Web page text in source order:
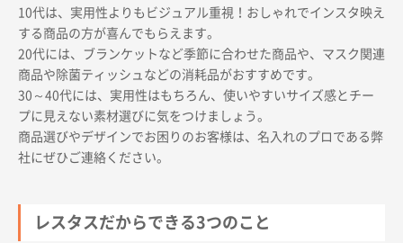
商品カテゴリーから探す
ターゲットから探す
10代は、実用性よりもビジュアル重視！おしゃれでインスタ映え
する商品の方が喜んでもらえます。
20代には、ブランケットなど季節に合わせた商品や、マスク関連
商品や除菌ティッシュなどの消耗品がおすすめです。
30～40代には、実用性はもちろん、使いやすいサイズ感とチー
プに見えない素材選びに気をつけましょう。
商品選びやデザインでお困りのお客様は、名入れのプロである弊
社にぜひご連絡ください。
レスタスだからできる3つのこと